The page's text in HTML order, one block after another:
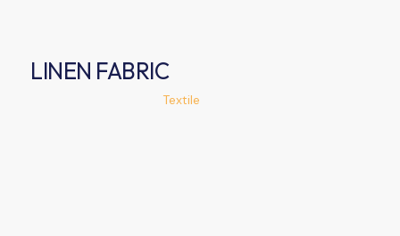
LINEN FABRIC
Textile